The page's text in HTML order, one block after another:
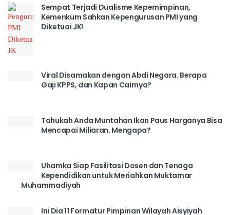
Sempat Terjadi Dualisme Kepemimpinan,
Kemenkum Sahkan Kepengurusan PMI yang
Diketuai JK!
Viral Disamakan dengan Abdi Negara. Berapa
Gaji KPPS, dan Kapan Cairnya?
Tahukah Anda Muntahan Ikan Paus Harganya Bisa
Mencapai Miliaran. Mengapa?
Uhamka Siap Fasilitasi Dosen dan Tenaga
Kependidikan untuk Meriahkan Muktamar
Muhammadiyah
Ini Dia 11 Formatur Pimpinan Wilayah Aisyiyah